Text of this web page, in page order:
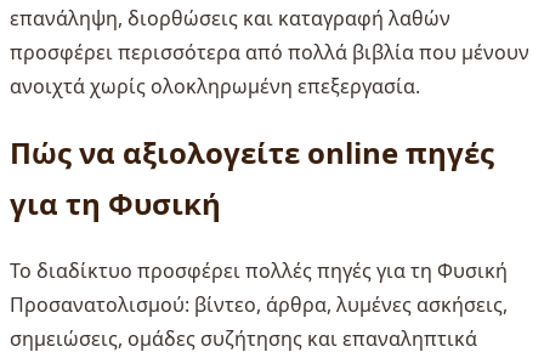
επανάληψη, διορθώσεις και καταγραφή λαθών
προσφέρει περισσότερα από πολλά βιβλία που μένουν
ανοιχτά χωρίς ολοκληρωμένη επεξεργασία.
Πώς να αξιολογείτε online πηγές
για τη Φυσική
Το διαδίκτυο προσφέρει πολλές πηγές για τη Φυσική
Προσανατολισμού: βίντεο, άρθρα, λυμένες ασκήσεις,
σημειώσεις, ομάδες συζήτησης και επαναληπτικά